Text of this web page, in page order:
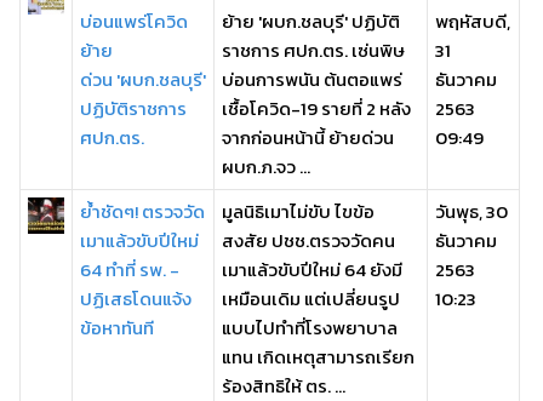
บ่อนแพร่โควิด
ย้าย
ด่วน 'ผบก.ชลบุรี'
ปฏิบัติราชการ
ศปก.ตร.
ย้าย 'ผบก.ชลบุรี' ปฏิบัติ
ราชการ ศปก.ตร. เซ่นพิษ
บ่อนการพนัน ต้นตอแพร่
เชื้อโควิด-19 รายที่ 2 หลัง
จากก่อนหน้านี้ ย้ายด่วน
ผบก.ภ.จว ...
พฤหัสบดี,
31
ธันวาคม
2563
09:49
ย้ำชัดๆ! ตรวจวัด
เมาแล้วขับปีใหม่
64 ทำที่ รพ. -
ปฏิเสธโดนแจ้ง
ข้อหาทันที
มูลนิธิเมาไม่ขับ ไขข้อ
สงสัย ปชช.ตรวจวัดคน
เมาแล้วขับปีใหม่ 64 ยังมี
เหมือนเดิม แต่เปลี่ยนรูป
แบบไปทำที่โรงพยาบาล
แทน เกิดเหตุสามารถเรียก
ร้องสิทธิให้ ตร. ...
วันพุธ, 30
ธันวาคม
2563
10:23